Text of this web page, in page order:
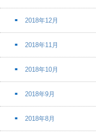
2018年12月
2018年11月
2018年10月
2018年9月
2018年8月